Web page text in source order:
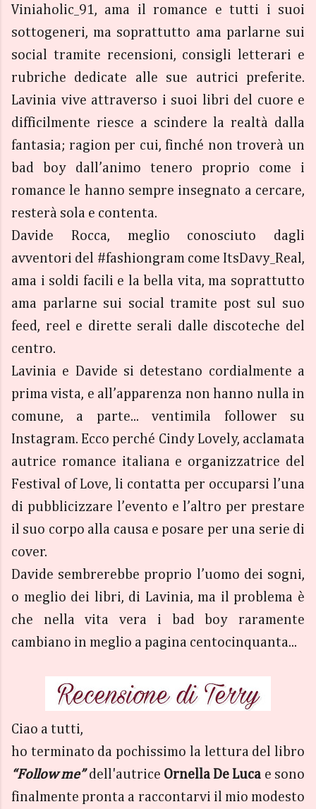
Viniaholic_91, ama il romance e tutti i suoi
sottogeneri, ma soprattutto ama parlarne sui
social tramite recensioni, consigli letterari e
rubriche dedicate alle sue autrici preferite.
Lavinia vive attraverso i suoi libri del cuore e
difficilmente riesce a scindere la realtà dalla
fantasia; ragion per cui, finché non troverà un
bad boy dall’animo tenero proprio come i
romance le hanno sempre insegnato a cercare,
resterà sola e contenta.
Davide Rocca, meglio conosciuto dagli
avventori del #fashiongram come ItsDavy_Real,
ama i soldi facili e la bella vita, ma soprattutto
ama parlarne sui social tramite post sul suo
feed, reel e dirette serali dalle discoteche del
centro.
Lavinia e Davide si detestano cordialmente a
prima vista, e all’apparenza non hanno nulla in
comune, a parte... ventimila follower su
Instagram. Ecco perché Cindy Lovely, acclamata
autrice romance italiana e organizzatrice del
Festival of Love, li contatta per occuparsi l’una
di pubblicizzare l’evento e l’altro per prestare
il suo corpo alla causa e posare per una serie di
cover.
Davide sembrerebbe proprio l’uomo dei sogni,
o meglio dei libri, di Lavinia, ma il problema è
che nella vita vera i bad boy raramente
cambiano in meglio a pagina centocinquanta...
Ciao a tutti,
ho terminato da pochissimo la lettura del libro
“Follow me”dell'autrice Ornella De Luca e sono
finalmente pronta a raccontarvi il mio modesto